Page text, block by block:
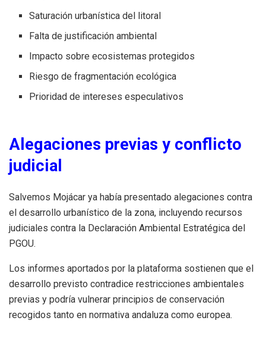
Saturación urbanística del litoral
Falta de justificación ambiental
Impacto sobre ecosistemas protegidos
Riesgo de fragmentación ecológica
Prioridad de intereses especulativos
Alegaciones previas y conflicto
judicial
Salvemos Mojácar ya había presentado alegaciones contra
el desarrollo urbanístico de la zona, incluyendo recursos
judiciales contra la Declaración Ambiental Estratégica del
PGOU.
Los informes aportados por la plataforma sostienen que el
desarrollo previsto contradice restricciones ambientales
previas y podría vulnerar principios de conservación
recogidos tanto en normativa andaluza como europea.